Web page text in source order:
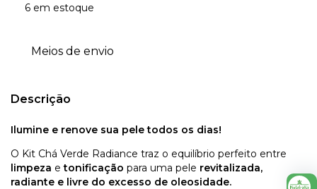
6em estoque
Meios de envio
Descrição
Ilumine e renove sua pele todos os dias!
O Kit Chá Verde Radiance traz o equilíbrio perfeito entre
limpeza etonificação para uma pele revitalizada,
radiante e livre do excesso de oleosidade.